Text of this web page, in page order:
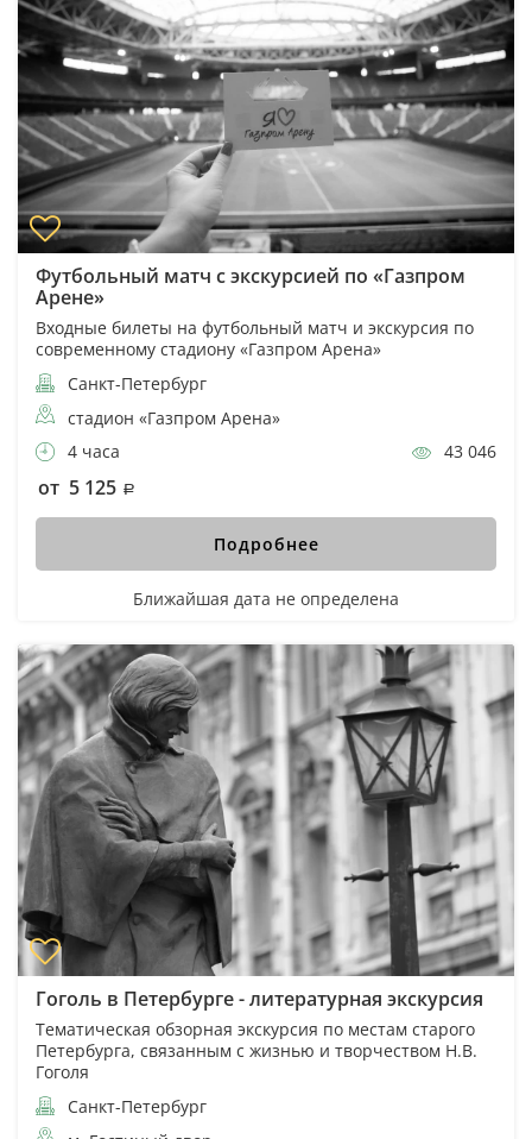
Футбольный матч с экскурсией по «Газпром
Арене»
Входные билеты на футбольный матч и экскурсия по
современному стадиону «Газпром Арена»
Санкт-Петербург
стадион «Газпром Арена»
4 часа
43 046
от 5 125
Подробнее
Ближайшая дата не определена
Гоголь в Петербурге - литературная экскурсия
Тематическая обзорная экскурсия по местам старого
Петербурга, связанным с жизнью и творчеством Н.В.
Гоголя
Санкт-Петербург